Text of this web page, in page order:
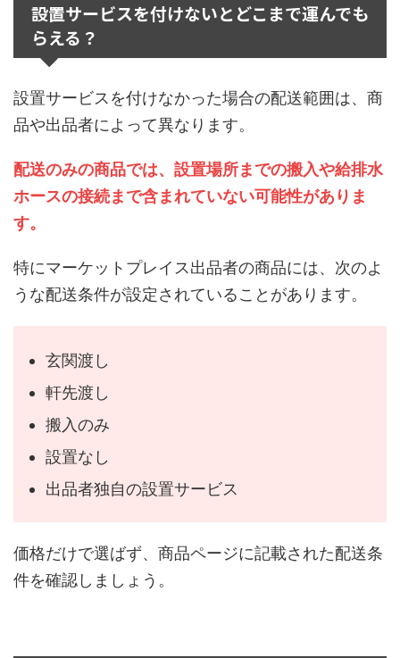
設置サービスを付けないとどこまで運んでも
らえる？
設置サービスを付けなかった場合の配送範囲は、商
品や出品者によって異なります。
配送のみの商品では、設置場所までの搬入や給排水
ホースの接続まで含まれていない可能性がありま
す。
特にマーケットプレイス出品者の商品には、次のよ
うな配送条件が設定されていることがあります。
玄関渡し
軒先渡し
搬入のみ
設置なし
出品者独自の設置サービス
価格だけで選ばず、商品ページに記載された配送条
件を確認しましょう。